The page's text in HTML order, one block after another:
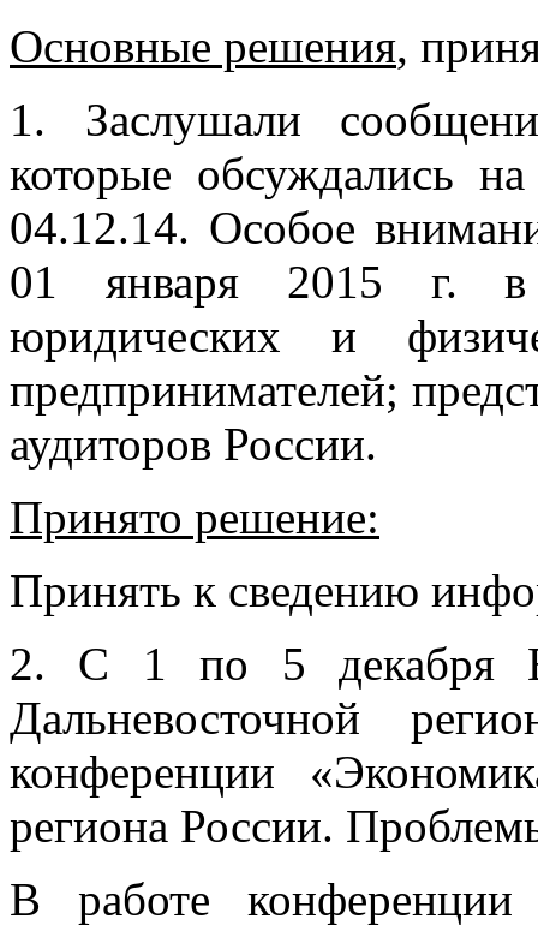
Основные решения,
1. Заслушали
которые обсуждались
04.12.14. Особое
01 января 2015 г. в
юридических и
предпринимателей;
аудиторов России.
Принято решение:
Принять к сведению
2. С 1 по 5 декабря
Дальневосточной
конференции
региона России.
В работе